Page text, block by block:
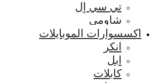
تي سي إل
شاومي
اكسسوارات الموبايلات
انكر
ابل
كابلات